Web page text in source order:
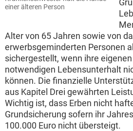
einer älteren Person
Alter von 65 Jahren sowie von
erwerbsgeminderten Personen
sichergestellt, wenn ihre
notwendigen Lebensunterhalt
können. Die finanzielle
aus Kapitel Drei gewährten
Wichtig ist, dass Erben nicht
Grundsicherung sofern ihr
100.000 Euro nicht übersteigt.